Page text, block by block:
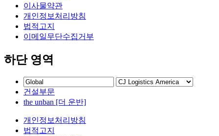
이사물약관
개인정보처리방침
법적고지
이메일무단수집거부
하단 영역
건설부문
the unban [더 운반]
개인정보처리방침
법적고지